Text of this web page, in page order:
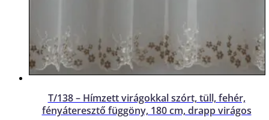
T/138 – Hímzett virágokkal szórt, tüll, fehér,
fényáteresztő függöny, 180 cm, drapp virágos